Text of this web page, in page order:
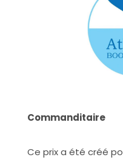
Commanditaire
Ce prix a été créé